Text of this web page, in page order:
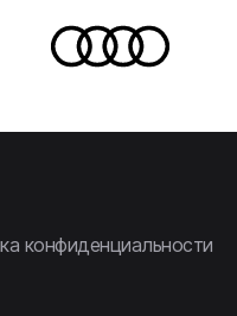
конфиденциальности